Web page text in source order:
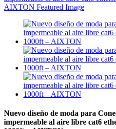
Nuevo diseño de moda para
impermeable al aire libre cat6